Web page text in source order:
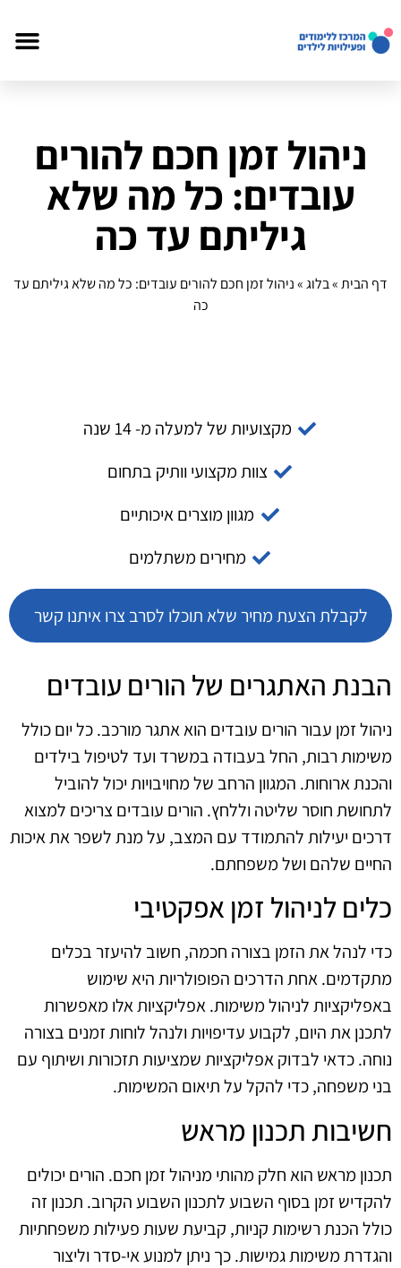
ניהול זמן חכם להורים
עובדים: כל מה שלא
גיליתם עד כה
דף הבית»בלוג»ניהול זמן חכם להורים עובדים: כל מה שלא גיליתם עד
כה
מקצועיות של למעלה מ- 14 שנה
צוות מקצועי וותיק בתחום
מגוון מוצרים איכותיים
מחירים משתלמים
לקבלת הצעת מחיר שלא תוכלו לסרב צרו איתנו קשר
הבנת האתגרים של הורים עובדים
ניהול זמן עבור הורים עובדים הוא אתגר מורכב. כל יום כולל
משימות רבות, החל בעבודה במשרד ועד לטיפול בילדים
והכנת ארוחות. המגוון הרחב של מחויבויות יכול להוביל
לתחושת חוסר שליטה וללחץ. הורים עובדים צריכים למצוא
דרכים יעילות להתמודד עם המצב, על מנת לשפר את איכות
החיים שלהם ושל משפחתם.
כלים לניהול זמן אפקטיבי
כדי לנהל את הזמן בצורה חכמה, חשוב להיעזר בכלים
מתקדמים. אחת הדרכים הפופולריות היא שימוש
באפליקציות לניהול משימות. אפליקציות אלו מאפשרות
לתכנן את היום, לקבוע עדיפויות ולנהל לוחות זמנים בצורה
נוחה. כדאי לבדוק אפליקציות שמציעות תזכורות ושיתוף עם
בני משפחה, כדי להקל על תיאום המשימות.
חשיבות תכנון מראש
תכנון מראש הוא חלק מהותי מניהול זמן חכם. הורים יכולים
להקדיש זמן בסוף השבוע לתכנון השבוע הקרוב. תכנון זה
כולל הכנת רשימות קניות, קביעת שעות פעילות משפחתיות
והגדרת משימות גמישות. כך ניתן למנוע אי-סדר וליצור